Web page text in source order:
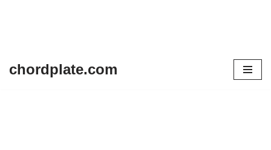
chordplate.com